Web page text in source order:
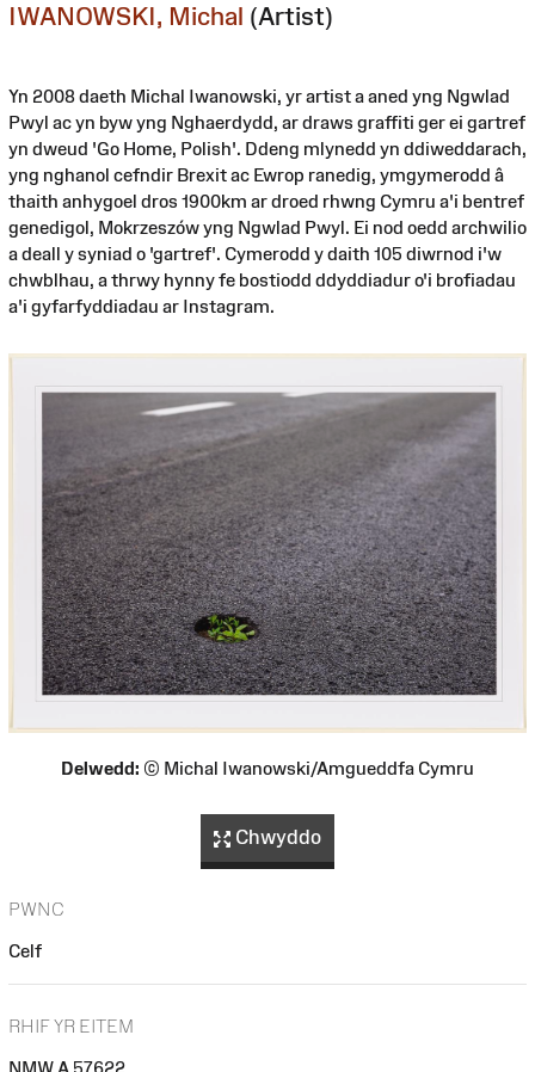
IWANOWSKI, Michal (Artist)
Yn 2008 daeth Michal Iwanowski, yr artist a aned yng Ngwlad
Pwyl ac yn byw yng Nghaerdydd, ar draws graffiti ger ei gartref
yn dweud 'Go Home, Polish'. Ddeng mlynedd yn ddiweddarach,
yng nghanol cefndir Brexit ac Ewrop ranedig, ymgymerodd â
thaith anhygoel dros 1900km ar droed rhwng Cymru a'i bentref
genedigol, Mokrzeszów yng Ngwlad Pwyl. Ei nod oedd archwilio
a deall y syniad o 'gartref'. Cymerodd y daith 105 diwrnod i'w
chwblhau, a thrwy hynny fe bostiodd ddyddiadur o'i brofiadau
a'i gyfarfyddiadau ar Instagram.
Delwedd: © Michal Iwanowski/Amgueddfa Cymru
Chwyddo
PWNC
Celf
RHIF YR EITEM
NMW A 57622